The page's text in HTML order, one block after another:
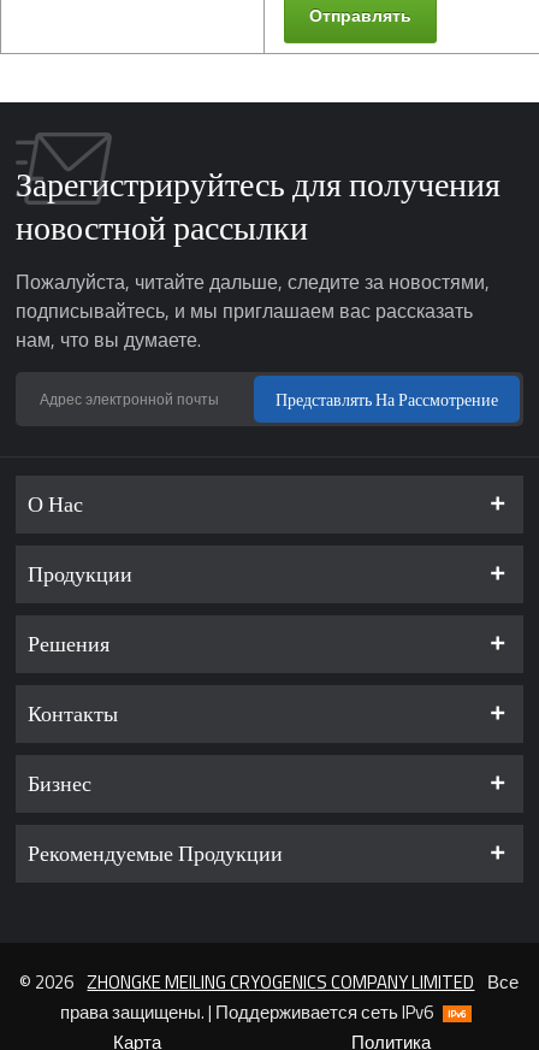
Отправлять
Зарегистрируйтесь для получения
новостной рассылки
Пожалуйста, читайте дальше, следите за новостями,
подписывайтесь, и мы приглашаем вас рассказать
нам, что вы думаете.
Представлять На Рассмотрение
О Нас
Продукции
Решения
Контакты
Бизнес
Рекомендуемые Продукции
© 2026 ZHONGKE MEILING CRYOGENICS COMPANY LIMITED
Все
права защищены. | Поддерживается сеть IPv6
Карта Политика